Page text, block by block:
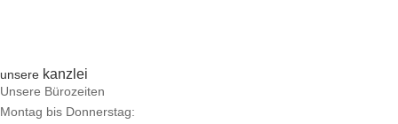
unsere kanzlei
Unsere Bürozeiten
Montag bis Donnerstag: